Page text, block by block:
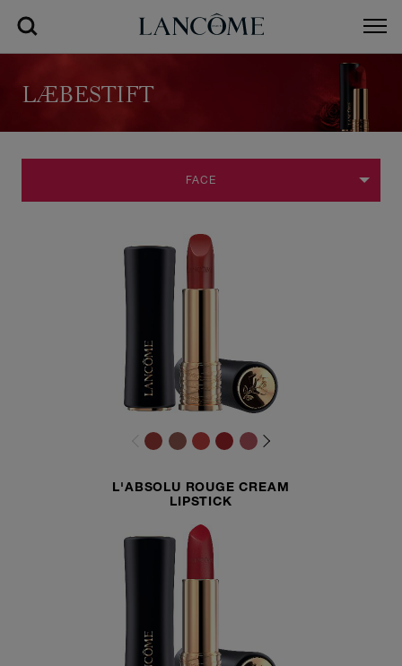
LÆBESTIFT
FACE
L'ABSOLU ROUGE CREAM
LIPSTICK